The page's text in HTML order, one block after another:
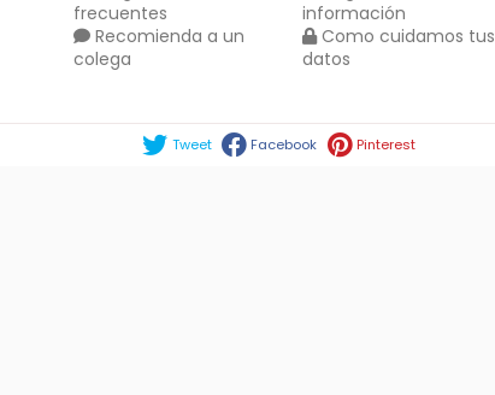
frecuentes
Recomienda a un
colega
información
Como cuidamos tus
datos
Tweet Facebook Pinterest